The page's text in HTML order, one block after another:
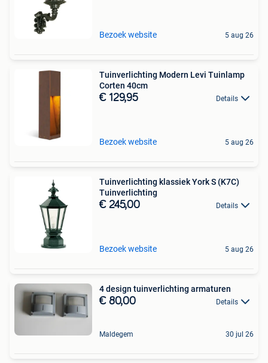
Bezoek website 5 aug 26
Tuinverlichting Modern Levi Tuinlamp
Corten 40cm
€ 129,95 Details
Bezoek website 5 aug 26
Tuinverlichting klassiek York S (K7C)
Tuinverlichting
€ 245,00 Details
Bezoek website 5 aug 26
4 design tuinverlichting armaturen
€ 80,00 Details
Maldegem 30 jul 26